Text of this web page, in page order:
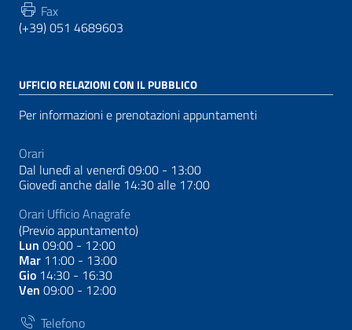
Fax
(+39) 051 4689603
UFFICIO RELAZIONI CON IL PUBBLICO
Per informazioni e prenotazioni appuntamenti
Orari
Dal lunedì al venerdì 09:00 - 13:00
Giovedì anche dalle 14:30 alle 17:00
Orari Ufficio Anagrafe
(Previo appuntamento)
Lun 09:00 - 12:00
Mar 11:00 - 13:00
Gio 14:30 - 16:30
Ven 09:00 - 12:00
Telefono